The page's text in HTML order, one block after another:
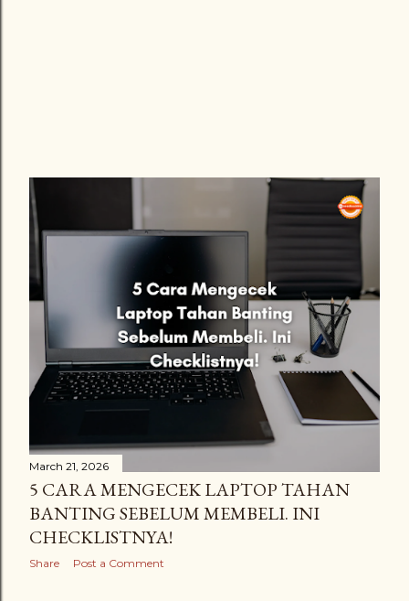
March 21, 2026
5 CARA MENGECEK LAPTOP TAHAN
BANTING SEBELUM MEMBELI. INI
CHECKLISTNYA!
Share Post a Comment